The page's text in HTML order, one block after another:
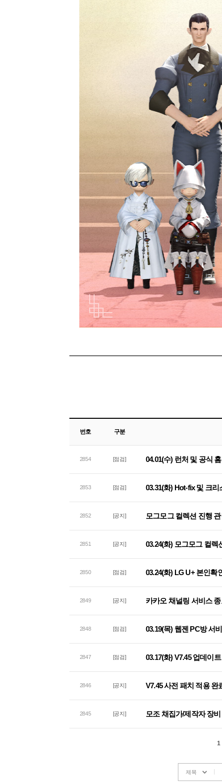
번호 구분
2854 [점검] 04.01(수) 런처 및 공식
2853 [점검] 03.31(화) Hot-fix 및 크
2852 [공지] 모그모그 컬렉션 진행
2851 [공지] 03.24(화) 모그모그 컬렉
2850 [점검] 03.24(화) LG U+ 본인확
2849 [공지] 카카오 채널링 서비스
2848 [점검] 03.19(목) 웹젠 PC방 서
2847 [점검] 03.17(화) V7.45 업데이
2846 [공지] V7.45 사전 패치 적용 완
2845 [공지] 모조 채집가/제작자 장
1